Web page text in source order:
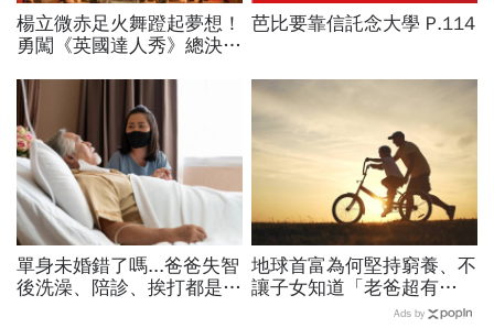
楊立微赤足火舞蹬起夢想！
勇闖《英國達人秀》總決
與淚：我想一路舞到99歲
芭比要靠信託念大學 P.114
單身未婚錯了嗎...爸爸失智
後洗澡、陪診、挨打都是
地球首富為何堅持窮養、不
讓子女知道「老爸超有
錢」：摧毀孩子最快方式就
Ads by